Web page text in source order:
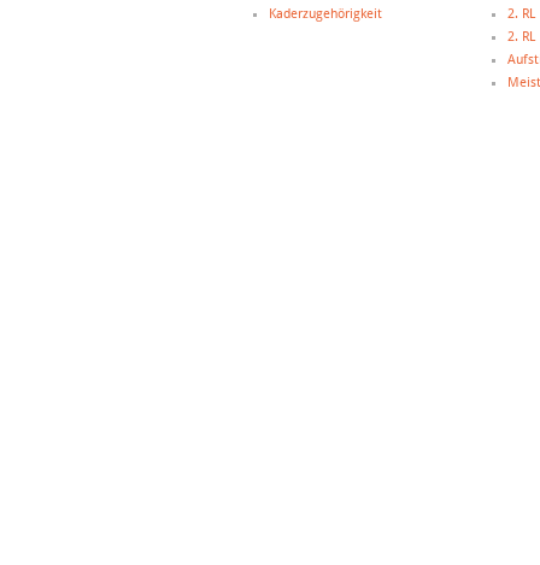
Kaderzugehörigkeit
2.
2.